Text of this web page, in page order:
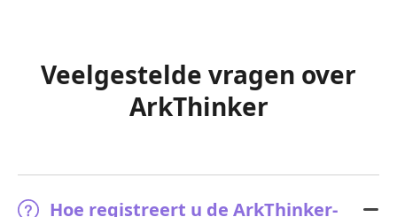
Veelgestelde vragen over
ArkThinker
Hoe registreert u de ArkThinker-